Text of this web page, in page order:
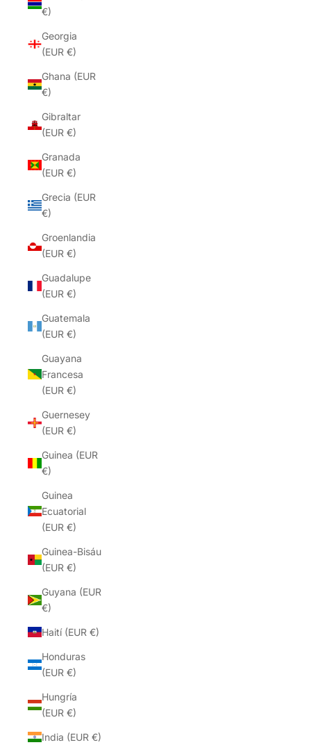
€)
Georgia
(EUR €)
Ghana (EUR
€)
Gibraltar
(EUR €)
Granada
(EUR €)
Grecia (EUR
€)
Groenlandia
(EUR €)
Guadalupe
(EUR €)
Guatemala
(EUR €)
Guayana
Francesa
(EUR €)
Guernesey
(EUR €)
Guinea (EUR
€)
Guinea
Ecuatorial
(EUR €)
Guinea-Bisáu
(EUR €)
Guyana (EUR
€)
Haití (EUR €)
Honduras
(EUR €)
Hungría
(EUR €)
India (EUR €)